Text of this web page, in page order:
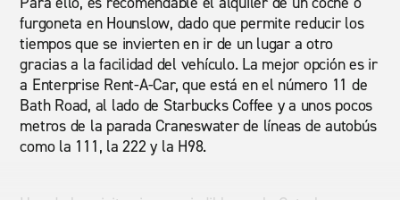
furgoneta en Hounslow, dado que permite reducir los
tiempos que se invierten en ir de un lugar a otro
gracias a la facilidad del vehículo. La mejor opción es ir
a Enterprise Rent-A-Car, que está en el número 11 de
Bath Road, al lado de Starbucks Coffee y a unos pocos
metros de la parada Craneswater de líneas de autobús
como la 111, la 222 y la H98.